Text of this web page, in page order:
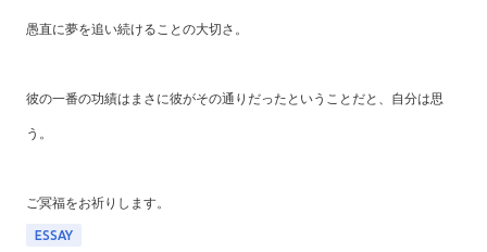
愚直に夢を追い続けることの大切さ。
彼の一番の功績はまさに彼がその通りだったということだと、自分は思
う。
ご冥福をお祈りします。
ESSAY